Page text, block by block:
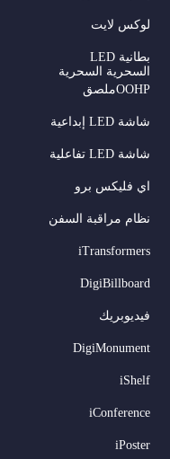
لوكس لايت
بطانية LED
السحرية السحرية
OOHPملصق
شاشة LED إبداعية
شاشة LED تفاعلية
اي فليكس برو
نظام مراقبة السفن
iTransformers
DigiBillboard
فيديوبريك
DigiMonument
iShelf
iConference
iPoster